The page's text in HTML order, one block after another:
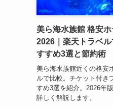
美ら海水族館 格安
2026｜楽天トラベ
すすめ3選と節約術
美ら海水族館近くの格安
ルで比較。チケット付き
すめ3選を紹介。2026年
詳しく解説します。